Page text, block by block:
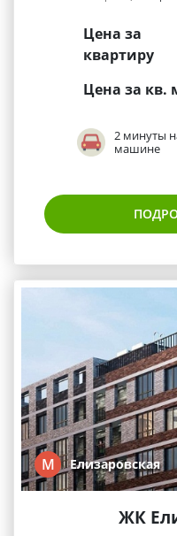
Цена за
квартиру
Цена за кв.
2 минуты
машине
М Елизаровская
ЖК